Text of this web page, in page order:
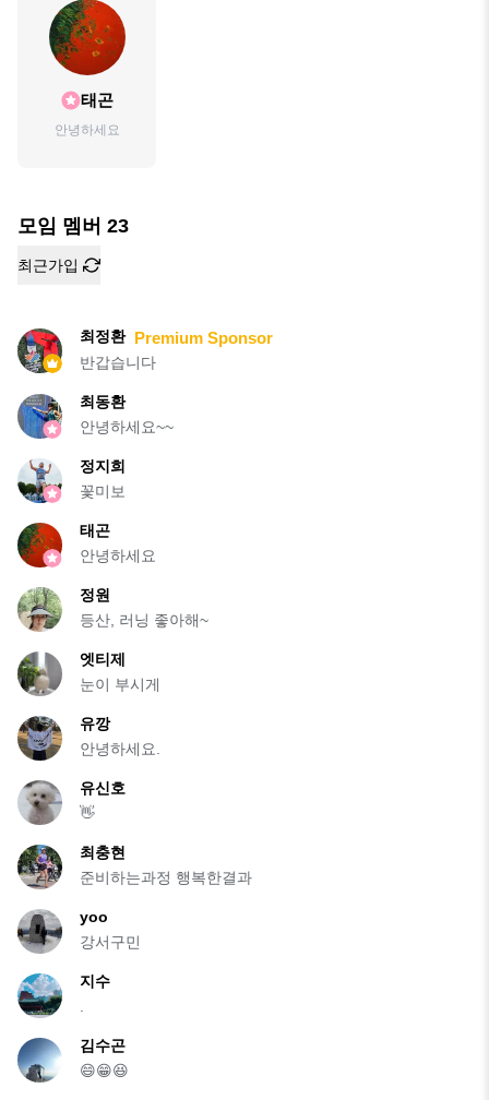
태곤
안녕하세요
모임 멤버 23
최근가입
최정환 Premium Sponsor
반갑습니다
최동환
안녕하세요~~
정지희
꽃미보
태곤
안녕하세요
정원
등산, 러닝 좋아해~
엣티제
눈이 부시게
유깡
안녕하세요.
유신호
👋
최충현
준비하는과정 행복한결과
yoo
강서구민
지수
.
김수곤
😄😁😆